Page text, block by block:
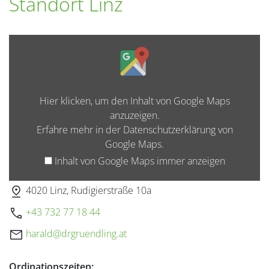
z
i
o
o
g
l
e
Hier klicken, um den Inhalt von Google Maps
anzuzeigen.
Erfahre mehr in der Datenschutzerklärung von
Google Maps.
Inhalt von Google Maps immer anzeigen
pin_drop 4020 Linz, Rudigierstraße 10a
call +43 732 77 18 44
mail ta.gn
ildne
urgrd
@dlar
ah